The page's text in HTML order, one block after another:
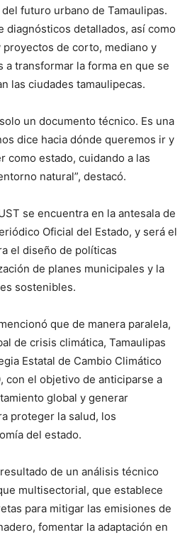
futuro urbano de Tamaulipas.
diagnósticos detallados, así como
de corto, mediano y
a transformar la forma en que se
las ciudades tamaulipecas.
un documento técnico. Es una
dice hacia dónde queremos ir y
como estado, cuidando a las
natural”, destacó.
se encuentra en la antesala de
Oficial del Estado, y será el
el diseño de políticas
de planes municipales y la
sostenibles.
que de manera paralela,
de crisis climática, Tamaulipas
Estatal de Cambio Climático
con el objetivo de anticiparse a
global y generar
proteger la salud, los
del estado.
de un análisis técnico
multisectorial, que establece
para mitigar las emisiones de
fomentar la adaptación en